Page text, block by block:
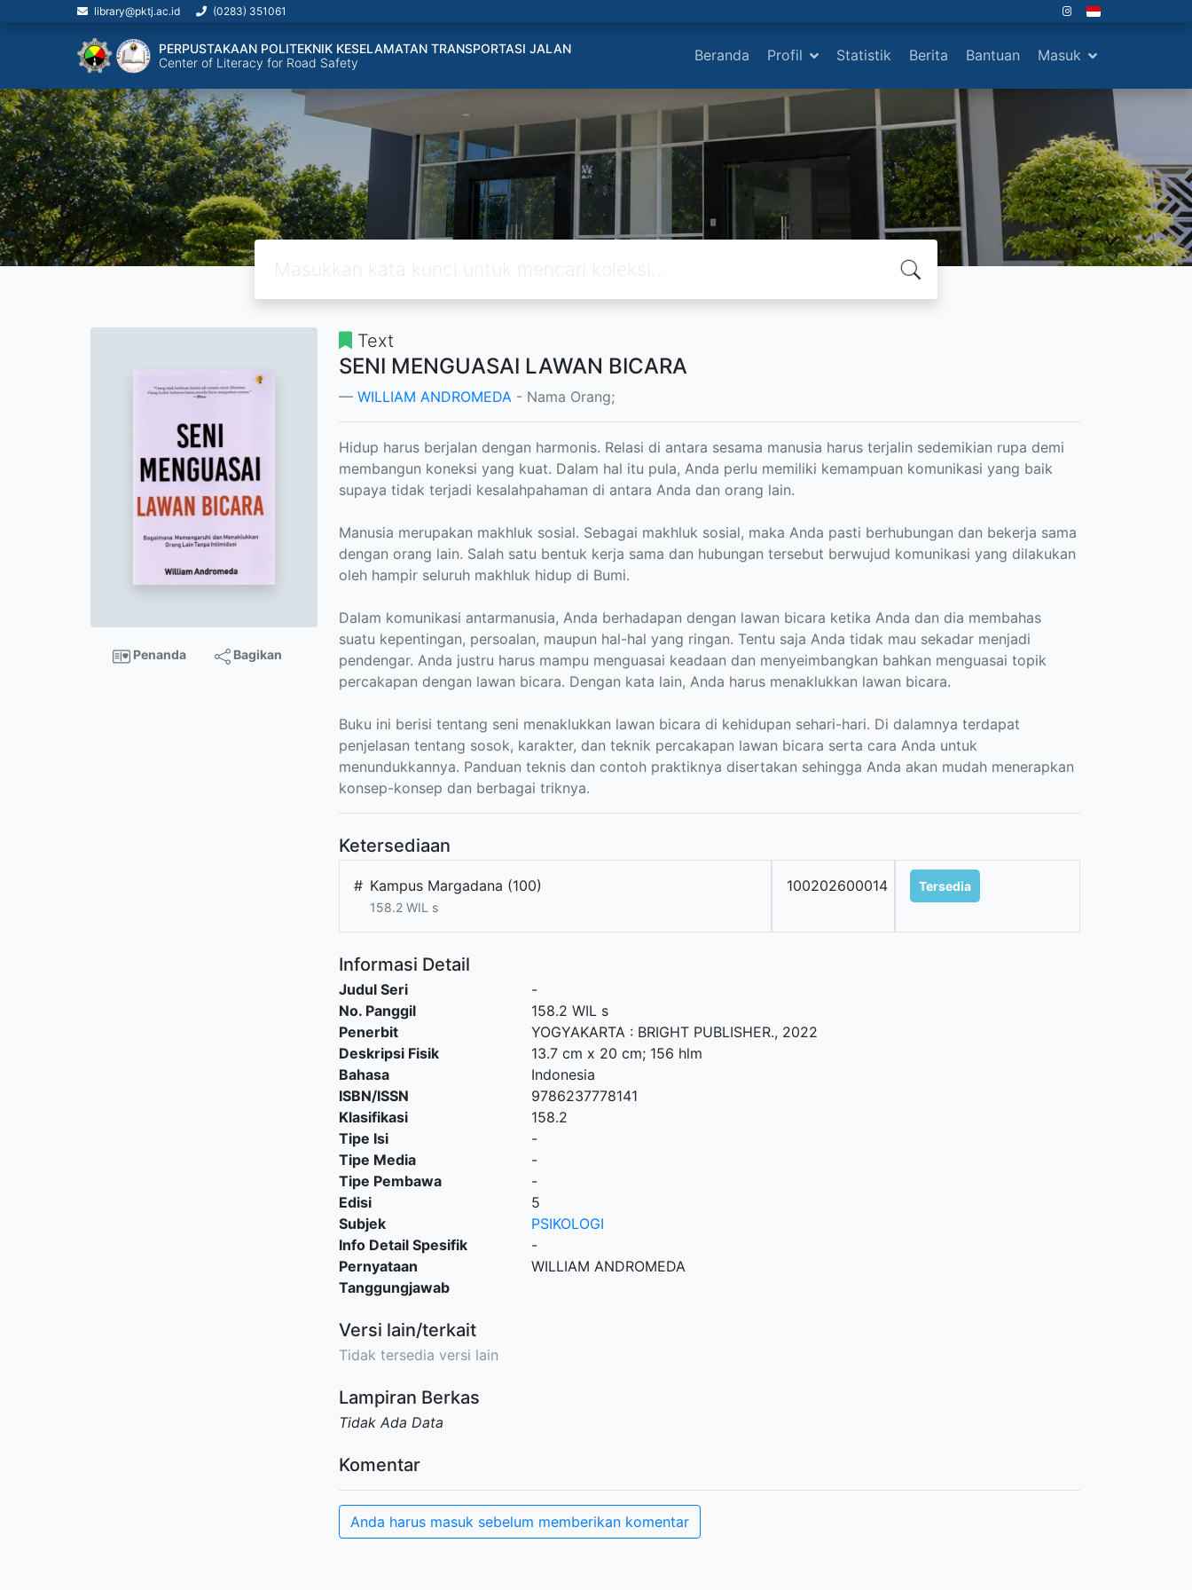
library@pktj.ac.id (0283) 351061
PERPUSTAKAAN POLITEKNIK KESELAMATAN TRANSPORTASI JALAN
Center of Literacy for Road Safety
Beranda Profil Statistik Berita Bantuan Masuk
Penanda Bagikan
Text
SENI MENGUASAI LAWAN BICARA
WILLIAM ANDROMEDA - Nama Orang;
Hidup harus berjalan dengan harmonis. Relasi di antara sesama manusia harus terjalin sedemikian rupa demi
membangun koneksi yang kuat. Dalam hal itu pula, Anda perlu memiliki kemampuan komunikasi yang baik
supaya tidak terjadi kesalahpahaman di antara Anda dan orang lain.
Manusia merupakan makhluk sosial. Sebagai makhluk sosial, maka Anda pasti berhubungan dan bekerja sama
dengan orang lain. Salah satu bentuk kerja sama dan hubungan tersebut berwujud komunikasi yang dilakukan
oleh hampir seluruh makhluk hidup di Bumi.
Dalam komunikasi antarmanusia, Anda berhadapan dengan lawan bicara ketika Anda dan dia membahas
suatu kepentingan, persoalan, maupun hal-hal yang ringan. Tentu saja Anda tidak mau sekadar menjadi
pendengar. Anda justru harus mampu menguasai keadaan dan menyeimbangkan bahkan menguasai topik
percakapan dengan lawan bicara. Dengan kata lain, Anda harus menaklukkan lawan bicara.
Buku ini berisi tentang seni menaklukkan lawan bicara di kehidupan sehari-hari. Di dalamnya terdapat
penjelasan tentang sosok, karakter, dan teknik percakapan lawan bicara serta cara Anda untuk
menundukkannya. Panduan teknis dan contoh praktiknya disertakan sehingga Anda akan mudah menerapkan
konsep-konsep dan berbagai triknya.
Ketersediaan
# Kampus Margadana (100)
158.2 WIL s
100202600014 Tersedia
Informasi Detail
Judul Seri
-
No. Panggil
158.2 WIL s
Penerbit
YOGYAKARTA: BRIGHT PUBLISHER., 2022
Deskripsi Fisik
13.7 cm x 20 cm; 156 hlm
Bahasa
Indonesia
ISBN/ISSN
9786237778141
Klasifikasi
158.2
Tipe Isi
-
Tipe Media
-
Tipe Pembawa
-
Edisi
5
Subjek
PSIKOLOGI
Info Detail Spesifik
-
Pernyataan
Tanggungjawab
WILLIAM ANDROMEDA
Versi lain/terkait
Tidak tersedia versi lain
Lampiran Berkas
Tidak Ada Data
Komentar
Anda harus masuk sebelum memberikan komentar